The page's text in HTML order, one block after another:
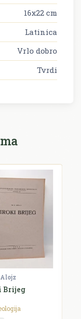
16x22 cm
Latinica
Vrlo dobro
Tvrdi
Brijeg